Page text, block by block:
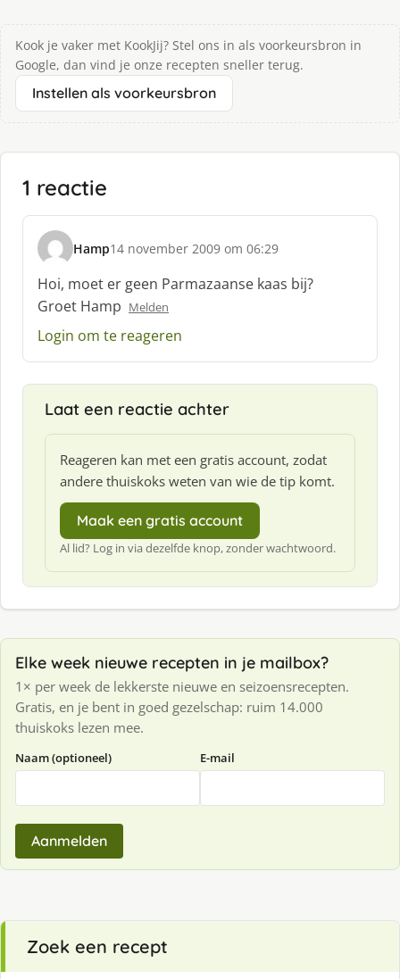
Kook je vaker met KookJij? Stel ons in als voorkeursbron in
Google, dan vind je onze recepten sneller terug.
Instellen als voorkeursbron
1 reactie
Hamp
s
c
h
r
e
:
14 november 2009 om 06:29
Hoi, moet er geen Parmazaanse kaas bij?
Groet Hamp Melden
Login om te reageren
Laat een reactie achter
Reageren kan met een gratis account, zodat
andere thuiskoks weten van wie de tip komt.
Maak een gratis account
Al lid? Log in via dezelfde knop, zonder wachtwoord.
Elke week nieuwe recepten in je mailbox?
1× per week de lekkerste nieuwe en seizoensrecepten.
Gratis, en je bent in goed gezelschap: ruim 14.000
thuiskoks lezen mee.
Naam (optioneel) E-mail
Aanmelden
Zoek een recept